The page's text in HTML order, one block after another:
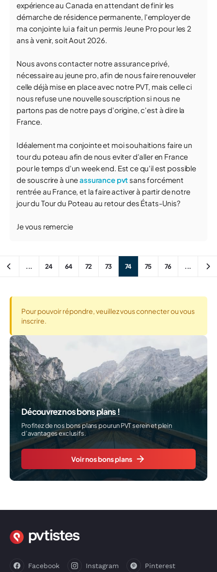
expérience au Canada en attendant de finir les
démarche de résidence permanente, l'employer de
ma conjointe lui a fait un permis Jeune Pro pour les 2
ans à venir, soit Aout 2026.
Nous avons contacter notre assurance privé,
nécessaire au jeune pro, afin de nous faire renouveler
celle déjà mise en place avec notre PVT, mais celle ci
nous refuse une nouvelle souscription si nous ne
partons pas de notre pays d'origine, c'est à dire la
France.
Idéalement ma conjointe et moi souhaitions faire un
tour du poteau afin de nous eviter d'aller en France
pour le temps d'un week end. Est ce qu'il est possible
de souscrire à uneassurance pvtsans forcément
rentrée au France, et la faire activer à partir de notre
jour du Tour du Poteau au retour des États-Unis?
Je vous remercie
... 24 64 72 73 74 75 76 ...
Pour pouvoir répondre, veuillez vous connecter ou vous
inscrire.
Découvrez nos bons plans !
Profitez de nos bons plans pour un PVT serein et plein
d’avantages exclusifs.
Voir nos bons plans
Facebook Instagram Pinterest